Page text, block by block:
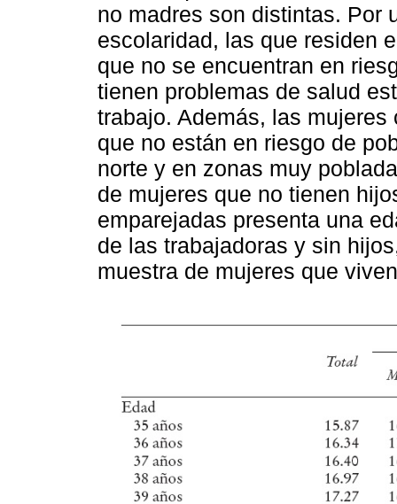
no madres son distintas. Por
escolaridad, las que residen
que no se encuentran en
tienen problemas de salud
trabajo. Además, las
que no están en riesgo de
norte y en zonas muy
de mujeres que no tienen
emparejadas presenta una
de las trabajadoras y sin
muestra de mujeres que